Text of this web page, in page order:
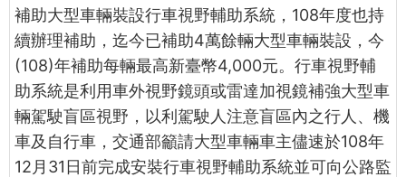
補助大型車輛裝設行車視野輔助系統，108年度也持
續辦理補助，迄今已補助4萬餘輛大型車輛裝設，今
(108)年補助每輛最高新臺幣4,000元。行車視野輔
助系統是利用車外視野鏡頭或雷達加視鏡補強大型車
輛駕駛盲區視野，以利駕駛人注意盲區內之行人、機
車及自行車，交通部籲請大型車輛車主儘速於108年
12月31日前完成安裝行車視野輔助系統並可向公路監